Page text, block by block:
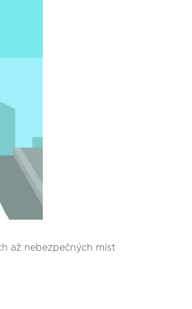
až nebezpečných míst